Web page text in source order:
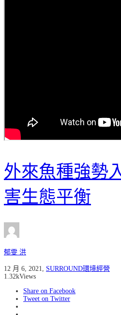
外來魚種強勢
害生態平衡
郁雯 洪
12 月 6, 2021
SURROUND環境經營
1.32kViews
Share on Facebook
Tweet on Twitter